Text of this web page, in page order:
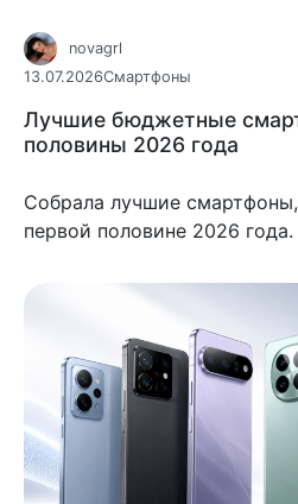
novagrl
13.07.2026Смартфоны
Лучшие бюджетные
половины 2026 года
Собрала лучшие
первой половине 2026 года.